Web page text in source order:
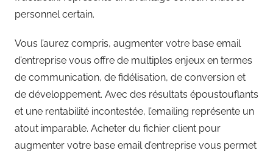
personnel certain.
Vous l’aurez compris, augmenter votre base email
d’entreprise vous offre de multiples enjeux en termes
de communication, de fidélisation, de conversion et
de développement. Avec des résultats époustouflants
et une rentabilité incontestée, l’emailing représente un
atout imparable. Acheter du fichier client pour
augmenter votre base email d’entreprise vous permet